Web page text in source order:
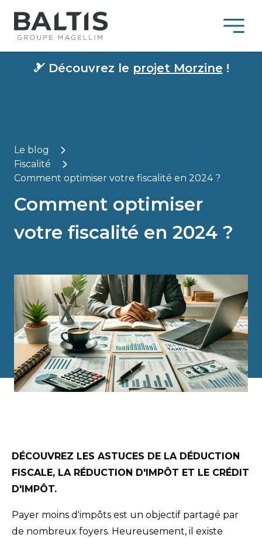
🎿Découvrez le projet Morzine !
Le blog
Fiscalité
Comment optimiser votre fiscalité en 2024 ?
Comment optimiser
votre fiscalité en 2024 ?
DÉCOUVREZ LES ASTUCES DE LA DÉDUCTION
FISCALE, LA RÉDUCTION D'IMPÔT ET LE CRÉDIT
D'IMPÔT.
Payer moins d'impôts est un objectif partagé par
de nombreux foyers. Heureusement, il existe